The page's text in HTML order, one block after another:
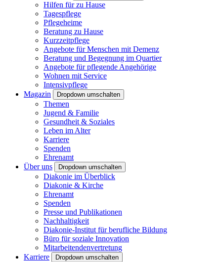
Hilfen für zu Hause
Tagespflege
Pflegeheime
Beratung zu Hause
Kurzzeitpflege
Angebote für Menschen mit Demenz
Beratung und Begegnung im Quartier
Angebote für pflegende Angehörige
Wohnen mit Service
Intensivpflege
Magazin
Dropdown umschalten
Themen
Jugend & Familie
Gesundheit & Soziales
Leben im Alter
Karriere
Spenden
Ehrenamt
Über uns
Dropdown umschalten
Diakonie im Überblick
Diakonie & Kirche
Ehrenamt
Spenden
Presse und Publikationen
Nachhaltigkeit
Diakonie-Institut für berufliche Bildung
Büro für soziale Innovation
Mitarbeitendenvertretung
Karriere
Dropdown umschalten